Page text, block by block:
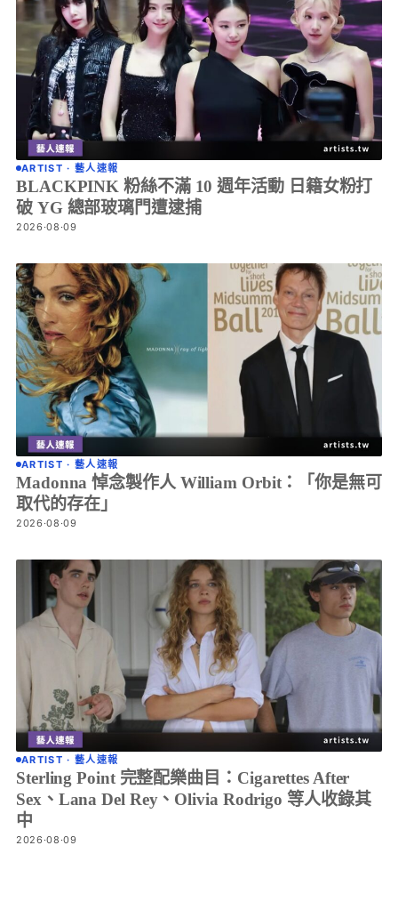
ARTIST · 藝人速報
BLACKPINK 粉絲不滿 10 週年活動 日籍女粉打
破 YG 總部玻璃門遭逮捕
2026·08·09
ARTIST · 藝人速報
Madonna 悼念製作人 William Orbit：「你是無可
取代的存在」
2026·08·09
ARTIST · 藝人速報
Sterling Point 完整配樂曲目：Cigarettes After
Sex、Lana Del Rey、Olivia Rodrigo 等人收錄其
中
2026·08·09